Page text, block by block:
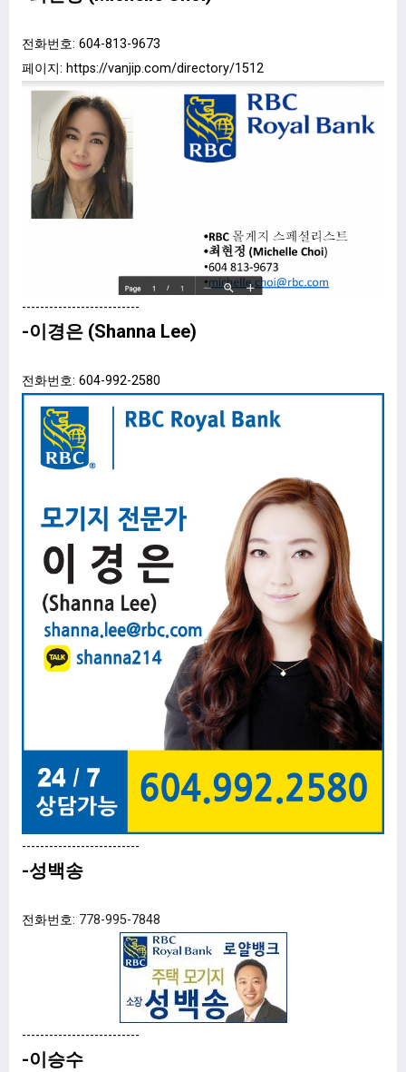
전화번호: 604-813-9673
페이지: https://vanjip.com/directory/1512
--------------------------
-이경은 (Shanna Lee)
전화번호: 604-992-2580
--------------------------
-성백송
전화번호: 778-995-7848
--------------------------
-이승수